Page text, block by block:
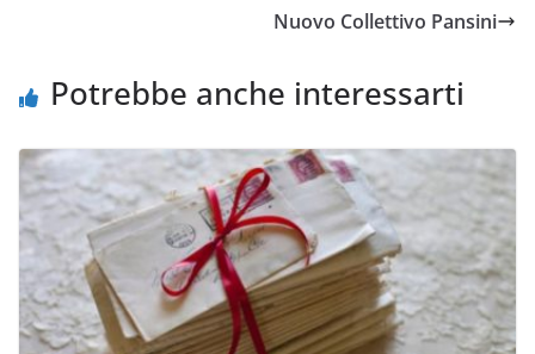
Nuovo Collettivo Pansini
Potrebbe anche interessarti